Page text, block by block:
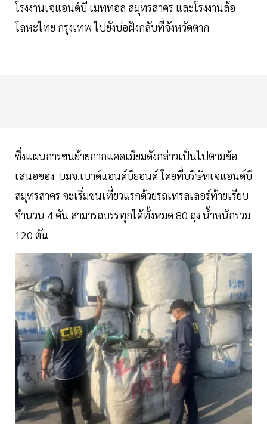
โรงงานเจแอนด์บี เมททอล สมุทรสาคร และโรงงานล้อ
โลหะไทย กรุงเทพ ไปยังบ่อฝังกลับที่จังหวัดตาก
ซึ่งแผนการขนย้ายกากแคดเมียมดังกล่าวเป็นไปตามข้อ
เสนอของ บมจ.เบาด์แอนด์บียอนด์ โดยที่บริษัทเจแอนด์บี
สมุทรสาคร จะเริ่มขนเที่ยวแรกด้วยรถเทรลเลอร์ท้ายเรียบ
จำนวน 4 คัน สามารถบรรทุกได้ทั้งหมด 80 ถุง น้ำหนักรวม
120 ตัน